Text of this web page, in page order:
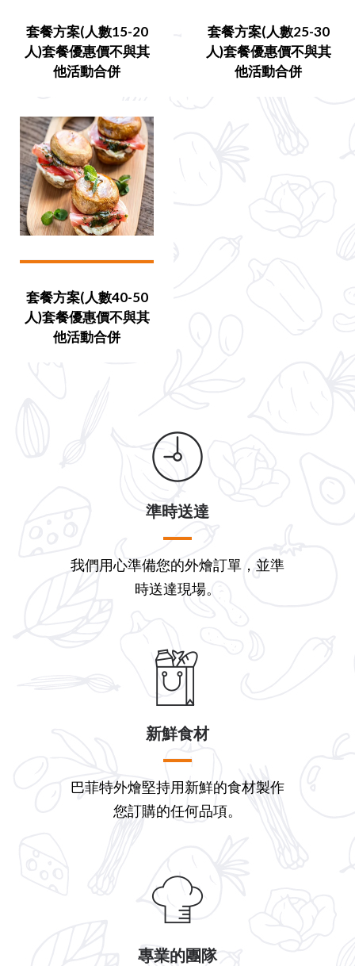
套餐方案(人數15-20
人)套餐優惠價不與其
他活動合併
套餐方案(人數25-30
人)套餐優惠價不與其
他活動合併
套餐方案(人數40-50
人)套餐優惠價不與其
他活動合併
準時送達
我們用心準備您的外燴訂單，並準
時送達現場。
新鮮食材
巴菲特外燴堅持用新鮮的食材製作
您訂購的任何品項。
專業的團隊